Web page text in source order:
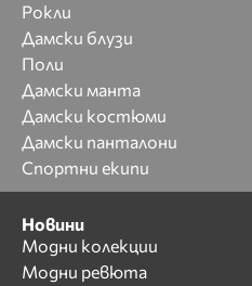
Рокли
Дамски блузи
Поли
Дамски манта
Дамски костюми
Дамски панталони
Спортни екипи
Новини
Модни колекции
Модни ревюта